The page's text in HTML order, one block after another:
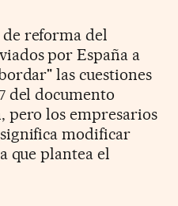
de reforma del
por España a
las cuestiones
del documento
pero los empresarios
modificar
que plantea el